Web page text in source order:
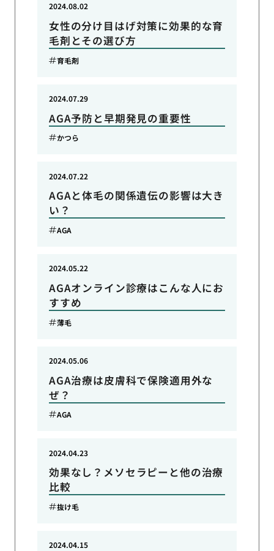
女性の分け目はげ対策に効果的な育
毛剤とその選び方
2024.08.02
育毛剤
AGA予防と早期発見の重要性
2024.07.29
かつら
AGAと体毛の関係遺伝の影響は大き
い？
2024.07.22
AGA
AGAオンライン診療はこんな人にお
すすめ
2024.05.22
薄毛
AGA治療は皮膚科で保険適用外な
ぜ？
2024.05.06
AGA
効果なし？メソセラピーと他の治療
比較
2024.04.23
抜け毛
2024.04.15